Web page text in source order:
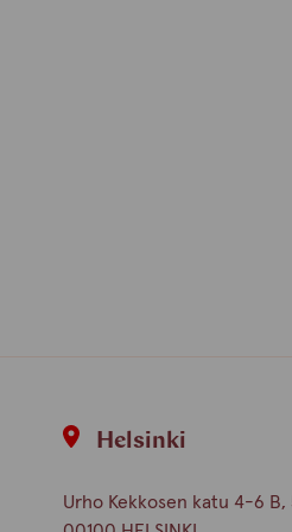
Helsinki
Urho Kekkosen katu 4-6 B,